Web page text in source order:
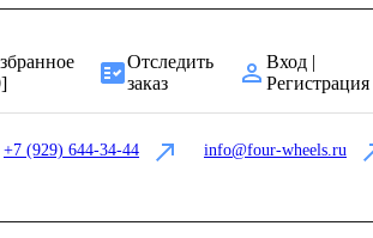
]
Отследить
заказ
Вход |
Регистрация
+7 (929) 644-34-44 info@four-wheels.ru